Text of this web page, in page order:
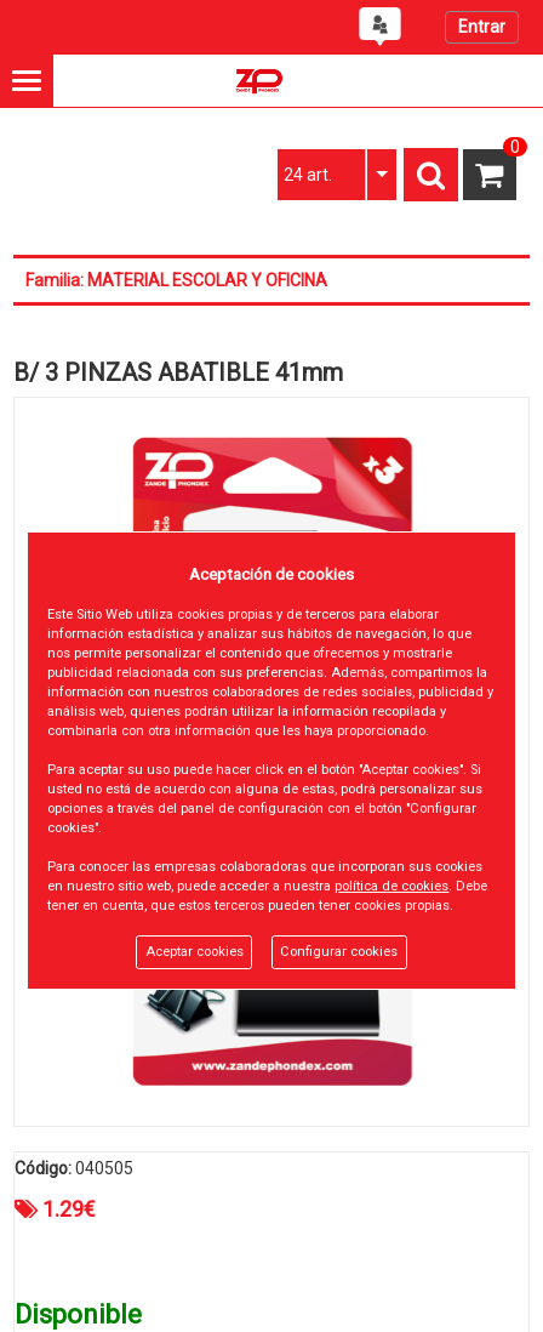
Entrar
0
24 art.
Familia: MATERIAL ESCOLAR Y OFICINA
B/ 3 PINZAS ABATIBLE 41mm
Código:040505
1.29€
Disponible
Aceptación de cookies
Este Sitio Web utiliza cookies propias y de terceros para elaborar
información estadística y analizar sus hábitos de navegación, lo que
nos permite personalizar el contenido que ofrecemos y mostrarle
publicidad relacionada con sus preferencias. Además, compartimos la
información con nuestros colaboradores de redes sociales, publicidad y
análisis web, quienes podrán utilizar la información recopilada y
combinarla con otra información que les haya proporcionado.
Para aceptar su uso puede hacer click en el botón "Aceptar cookies". Si
usted no está de acuerdo con alguna de estas, podrá personalizar sus
opciones a través del panel de configuración con el botón "Configurar
cookies".
Para conocer las empresas colaboradoras que incorporan sus cookies
en nuestro sitio web, puede acceder a nuestra política de cookies. Debe
tener en cuenta, que estos terceros pueden tener cookies propias.
Aceptar cookies Configurar cookies